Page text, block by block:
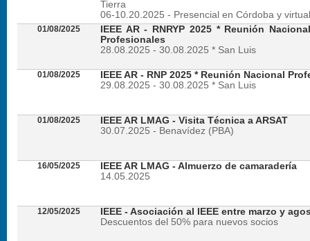
Tierra
06-10.20.2025 - Presencial en Córdoba y virtual
01/08/2025
IEEE AR - RNRYP 2025 * Reunión
Profesionales
28.08.2025 - 30.08.2025 * San Luis
01/08/2025
IEEE AR - RNP 2025 * Reunión Nacional
29.08.2025 - 30.08.2025 * San Luis
01/08/2025
IEEE AR LMAG - Visita Técnica a ARSAT
30.07.2025 - Benavídez (PBA)
16/05/2025
IEEE AR LMAG - Almuerzo de camaradería
14.05.2025
12/05/2025
IEEE - Asociación al IEEE entre marzo y
Descuentos del 50% para nuevos socios